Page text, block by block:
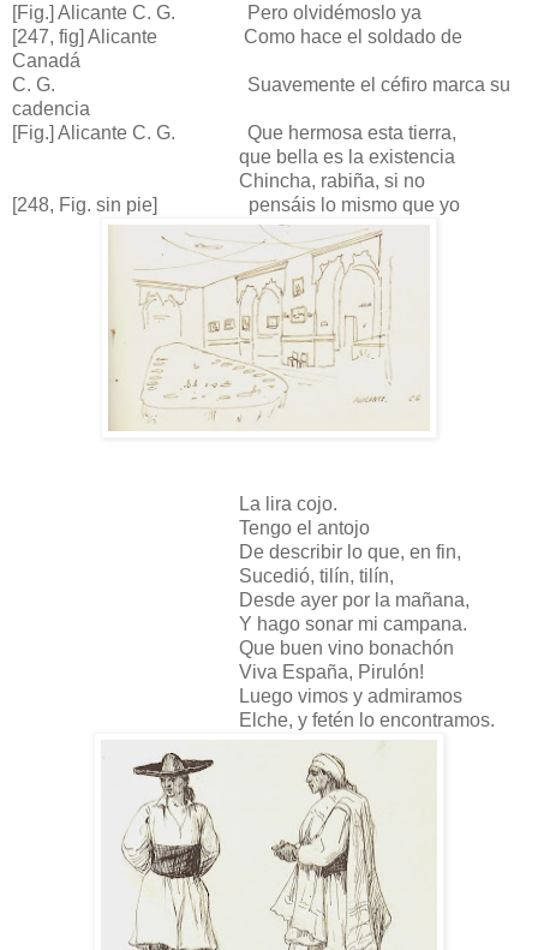
[Fig.] Alicante C. G. Pero olvidémoslo ya
[247, fig] Alicante Como hace el soldado de
Canadá
C. G. Suavemente el céfiro marca su
cadencia
[Fig.] Alicante C. G. Que hermosa esta tierra,
que bella es la existencia
Chincha, rabiña, si no
[248, Fig. sin pie] pensáis lo mismo que yo
La lira cojo.
Tengo el antojo
De describir lo que, en fin,
Sucedió, tilín, tilín,
Desde ayer por la mañana,
Y hago sonar mi campana.
Que buen vino bonachón
Viva España, Pirulón!
Luego vimos y admiramos
Elche, y fetén lo encontramos.